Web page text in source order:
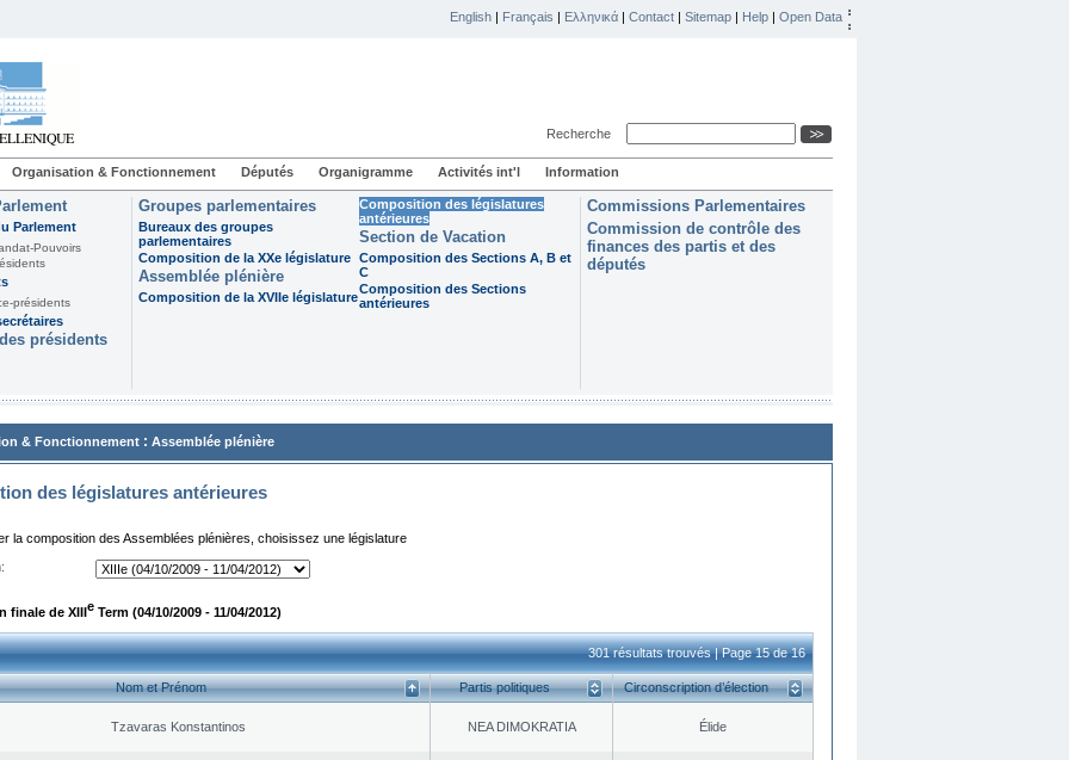
English | Français | Ελληνικά | Contact | Sitemap | Help | Open Data
Recherche
Organisation & Fonctionnement Députés Organigramme Activités int'l Information
Parlement
Pouvoirs
présidents
présidents
Groupes parlementaires
Bureaux des groupes
parlementaires
Composition de la XXe législature
Assemblée plénière
Composition de la XVIIe législature
Composition des législatures
antérieures
Section de Vacation
Composition des Sections A, B et
C
Composition des Sections
antérieures
Commissions Parlementaires
Commission de contrôle des
finances des partis et des
députés
& Fonctionnement : Assemblée plénière
des législatures antérieures
la composition des Assemblées plénières, choisissez une législature
finale de XIIIe Term (04/10/2009 - 11/04/2012)
301 résultats trouvés | Page 15 de 16
Nom et Prénom Partis politiques Circonscription d’élection
Tzavaras Konstantinos NEA DΙMOKRATIA Élide